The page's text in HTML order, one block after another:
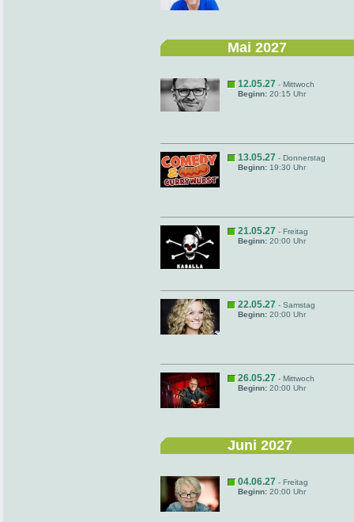
Mai 2027
12.05.27 - Mittwoch
Beginn: 20:15 Uhr
13.05.27 - Donnerstag
Beginn: 19:30 Uhr
21.05.27 - Freitag
Beginn: 20:00 Uhr
22.05.27 - Samstag
Beginn: 20:00 Uhr
26.05.27 - Mittwoch
Beginn: 20:00 Uhr
Juni 2027
04.06.27 - Freitag
Beginn: 20:00 Uhr